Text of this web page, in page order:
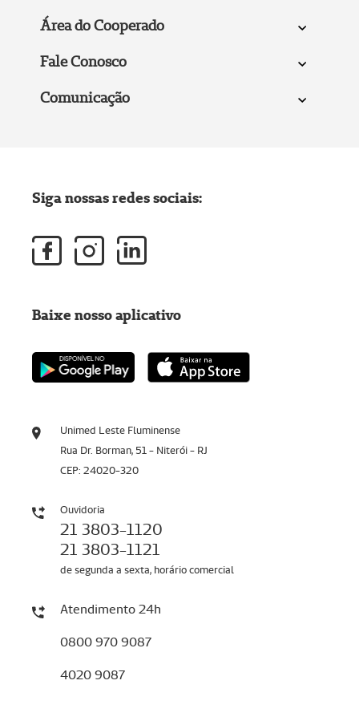
Área do Cooperado
Fale Conosco
Comunicação
Unimed Leste Fluminense
Rua Dr. Borman, 51 - Niterói - RJ
CEP: 24020-320
Ouvidoria
21 3803-1120
21 3803-1121
de segunda a sexta, horário comercial
Atendimento 24h
0800 970 9087
4020 9087
Siga nossas redes sociais:
Baixe nosso aplicativo